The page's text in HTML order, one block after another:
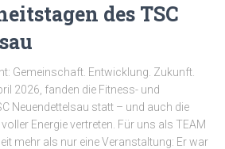
des TSC
Gemeinschaft. Entwicklung. Zukunft.
2026, fanden die Fitness- und
Neuendettelsau statt – und auch die
Energie vertreten. Für uns als TEAM
mehr als nur eine Veranstaltung: Er war